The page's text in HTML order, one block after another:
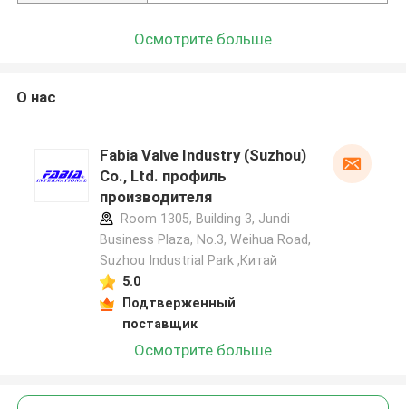
Осмотрите больше
О нас
Fabia Valve Industry (Suzhou)
Co., Ltd. профиль
производителя
Room 1305, Building 3, Jundi
Business Plaza, No.3, Weihua Road,
Suzhou Industrial Park ,Китай
5.0
Подтверженный
поставщик
Осмотрите больше